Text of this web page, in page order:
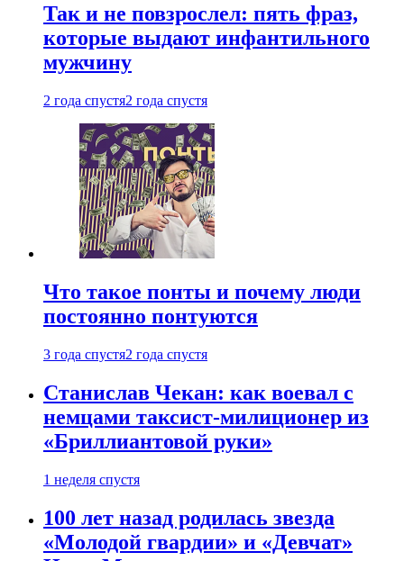
Так и не повзрослел: пять фраз,
которые выдают инфантильного
мужчину
2 года спустя2 года спустя
Что такое понты и почему люди
постоянно понтуются
3 года спустя2 года спустя
Станислав Чекан: как воевал с
немцами таксист-милиционер из
«Бриллиантовой руки»
1 неделя спустя
100 лет назад родилась звезда
«Молодой гвардии» и «Девчат»